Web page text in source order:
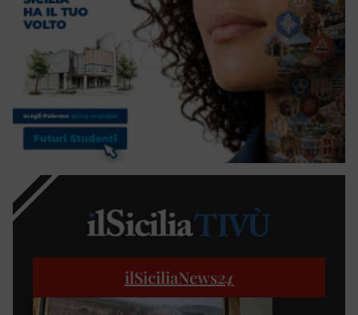
ilSiciliaNews24